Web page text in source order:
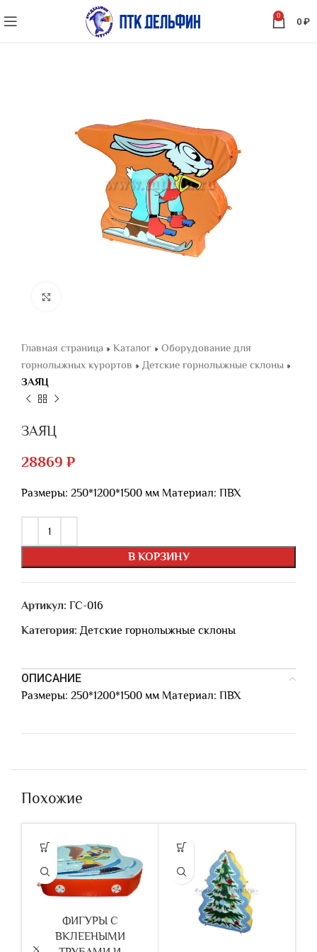
0
0 ₽
Главная страница » Каталог » Оборудование для
горнолыжных курортов » Детские горнолыжные склоны »
ЗАЯЦ
ЗАЯЦ
28869 ₽
Размеры: 250*1200*1500 мм Материал: ПВХ
В КОРЗИНУ
Артикул: ГС-016
Категория: Детские горнолыжные склоны
ОПИСАНИЕ
Размеры: 250*1200*1500 мм Материал: ПВХ
Похожие
ФИГУРЫ С
ВКЛЕЕНЫМИ